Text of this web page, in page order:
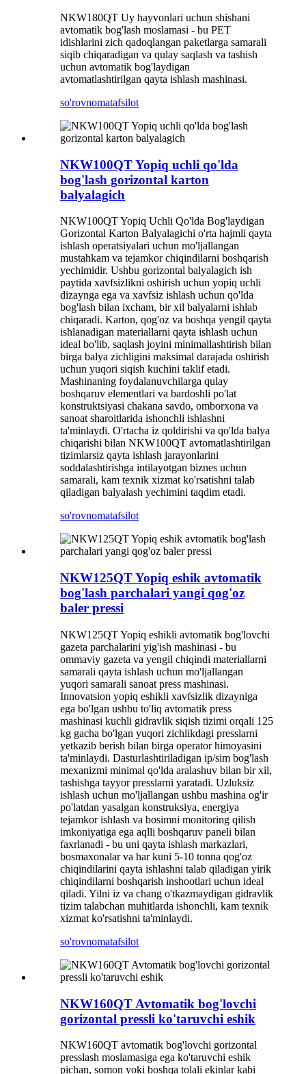
NKW180QT Uy hayvonlari uchun shishani
avtomatik bog'lash moslamasi - bu PET
idishlarini zich qadoqlangan paketlarga samarali
siqib chiqaradigan va qulay saqlash va tashish
uchun avtomatik bog'laydigan
avtomatlashtirilgan qayta ishlash mashinasi.
so'rovnomatafsilot
NKW100QT Yopiq uchli qo'lda
bog'lash gorizontal karton
balyalagich
NKW100QT Yopiq Uchli Qo'lda Bog'laydigan
Gorizontal Karton Balyalagichi o'rta hajmli qayta
ishlash operatsiyalari uchun mo'ljallangan
mustahkam va tejamkor chiqindilarni boshqarish
yechimidir. Ushbu gorizontal balyalagich ish
paytida xavfsizlikni oshirish uchun yopiq uchli
dizaynga ega va xavfsiz ishlash uchun qo'lda
bog'lash bilan ixcham, bir xil balyalarni ishlab
chiqaradi. Karton, qog'oz va boshqa yengil qayta
ishlanadigan materiallarni qayta ishlash uchun
ideal bo'lib, saqlash joyini minimallashtirish bilan
birga balya zichligini maksimal darajada oshirish
uchun yuqori siqish kuchini taklif etadi.
Mashinaning foydalanuvchilarga qulay
boshqaruv elementlari va bardoshli po'lat
konstruktsiyasi chakana savdo, omborxona va
sanoat sharoitlarida ishonchli ishlashni
ta'minlaydi. O'rtacha iz qoldirishi va qo'lda balya
chiqarishi bilan NKW100QT avtomatlashtirilgan
tizimlarsiz qayta ishlash jarayonlarini
soddalashtirishga intilayotgan biznes uchun
samarali, kam texnik xizmat ko'rsatishni talab
qiladigan balyalash yechimini taqdim etadi.
so'rovnomatafsilot
NKW125QT Yopiq eshik avtomatik
bog'lash parchalari yangi qog'oz
baler pressi
NKW125QT Yopiq eshikli avtomatik bog'lovchi
gazeta parchalarini yig'ish mashinasi - bu
ommaviy gazeta va yengil chiqindi materiallarni
samarali qayta ishlash uchun mo'ljallangan
yuqori samarali sanoat press mashinasi.
Innovatsion yopiq eshikli xavfsizlik dizayniga
ega bo'lgan ushbu to'liq avtomatik press
mashinasi kuchli gidravlik siqish tizimi orqali 125
kg gacha bo'lgan yuqori zichlikdagi presslarni
yetkazib berish bilan birga operator himoyasini
ta'minlaydi. Dasturlashtiriladigan ip/sim bog'lash
mexanizmi minimal qo'lda aralashuv bilan bir xil,
tashishga tayyor presslarni yaratadi. Uzluksiz
ishlash uchun mo'ljallangan ushbu mashina og'ir
po'latdan yasalgan konstruksiya, energiya
tejamkor ishlash va bosimni monitoring qilish
imkoniyatiga ega aqlli boshqaruv paneli bilan
faxrlanadi - bu uni qayta ishlash markazlari,
bosmaxonalar va har kuni 5-10 tonna qog'oz
chiqindilarini qayta ishlashni talab qiladigan yirik
chiqindilarni boshqarish inshootlari uchun ideal
qiladi. Yilni iz va chang o'tkazmaydigan gidravlik
tizim talabchan muhitlarda ishonchli, kam texnik
xizmat ko'rsatishni ta'minlaydi.
so'rovnomatafsilot
NKW160QT Avtomatik bog'lovchi
gorizontal pressli ko'taruvchi eshik
NKW160QT avtomatik bog'lovchi gorizontal
presslash moslamasiga ega ko'taruvchi eshik
pichan, somon yoki boshqa tolali ekinlar kabi